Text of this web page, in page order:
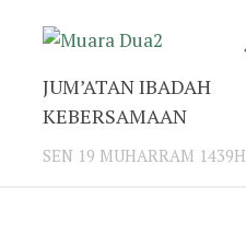
JUM’ATAN IBADAH
KEBERSAMAAN
SEN 19 MUHARRAM 1439H